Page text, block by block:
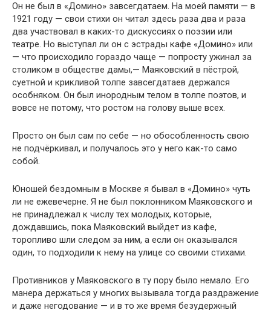
Он не был в «Домино» завсегдатаем. На моей памяти — в
1921 году — свои стихи он читал здесь раза два и раза
два участвовал в каких-то дискуссиях о поэзии или
театре. Но выступал ли он с эстрады кафе «Домино» или
— что происходило гораздо чаще — попросту ужинал за
столиком в обществе дамы,— Маяковский в пёстрой,
суетной и крикливой толпе завсегдатаев держался
особняком. Он был инородным телом в толпе поэтов, и
вовсе не потому, что ростом на голову выше всех.
Просто он был сам по себе — но обособленность свою
не подчёркивал, и получалось это у него как-то само
собой.
Юношей бездомным в Москве я бывал в «Домино» чуть
ли не ежевечерне. Я не был поклонником Маяковского и
не принадлежал к числу тех молодых, которые,
дождавшись, пока Маяковский выйдет из кафе,
торопливо шли следом за ним, а если он оказывался
один, то подходили к нему на улице со своими стихами.
Противников у Маяковского в ту пору было немало. Его
манера держаться у многих вызывала тогда раздражение
и даже негодование — и в то же время безудержный